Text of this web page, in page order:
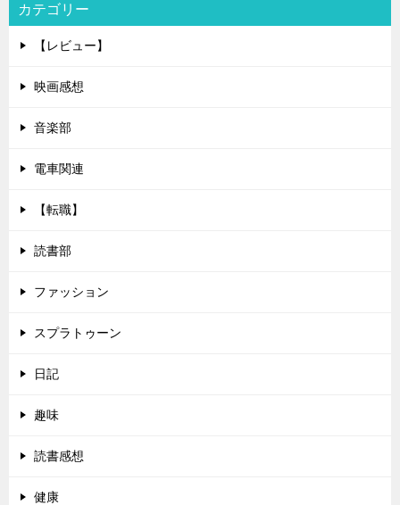
カテゴリー
【レビュー】
映画感想
音楽部
電車関連
【転職】
読書部
ファッション
スプラトゥーン
日記
趣味
読書感想
健康